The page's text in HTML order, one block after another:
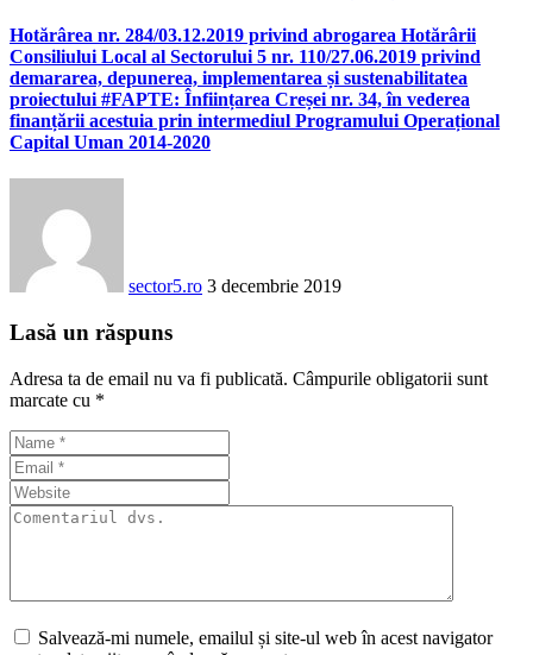
Hotărârea nr. 284/03.12.2019 privind abrogarea Hotărârii
Consiliului Local al Sectorului 5 nr. 110/27.06.2019 privind
demararea, depunerea, implementarea și sustenabilitatea
proiectului #FAPTE: Înființarea Creșei nr. 34, în vederea
finanțării acestuia prin intermediul Programului Operațional
Capital Uman 2014-2020
sector5.ro 3 decembrie 2019
Lasă un răspuns
Adresa ta de email nu va fi publicată. Câmpurile obligatorii sunt
marcate cu *
Salvează-mi numele, emailul și site-ul web în acest navigator